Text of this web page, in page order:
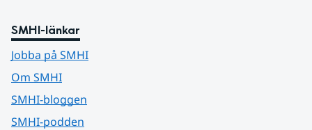
SMHI-länkar
Jobba på SMHI
Om SMHI
SMHI-bloggen
SMHI-podden